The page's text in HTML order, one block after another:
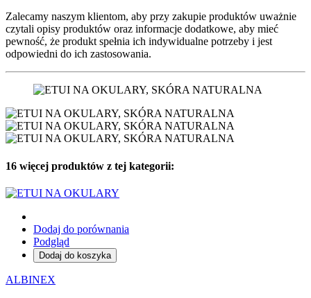
Zalecamy naszym klientom, aby przy zakupie produktów uważnie
czytali opisy produktów oraz informacje dodatkowe, aby mieć
pewność, że produkt spełnia ich indywidualne potrzeby i jest
odpowiedni do ich zastosowania.
16 więcej produktów z tej kategorii:
Dodaj do porównania
Podgląd
Dodaj do koszyka
ALBINEX